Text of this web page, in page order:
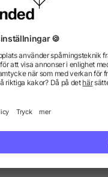
Baltimore RCS sling
från 145,15 kr
Vi har